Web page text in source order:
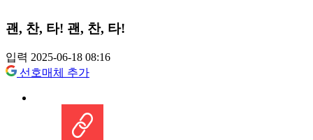
괜, 찬, 타! 괜, 찬, 타!
입력 2025-06-18 08:16
선호매체 추가